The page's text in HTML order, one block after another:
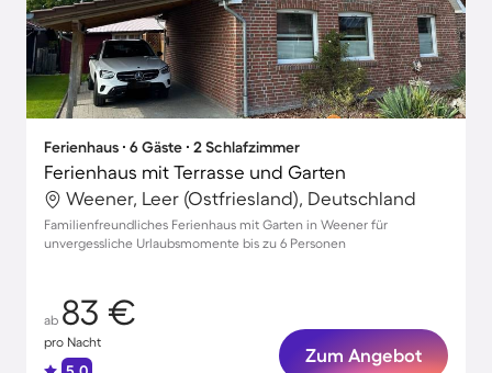
Ferienhaus ∙ 6 Gäste ∙ 2 Schlafzimmer
Ferienhaus mit Terrasse und Garten
Weener, Leer (Ostfriesland), Deutschland
Familienfreundliches Ferienhaus mit Garten in Weener für
unvergessliche Urlaubsmomente bis zu 6 Personen
ab 83 €
pro Nacht
Zum Angebot